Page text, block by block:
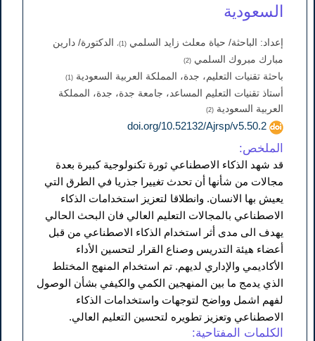
السعودية
إعداد: الباحثة/ حياة معلث زايد السلمي (1)،
الدكتورة/ دارين
مبارك مبروك السلمي (2)
باحثة تقنيات التعليم، جدة، المملكة العربية السعودية (1)
أستاذ تقنيات التعليم المساعد، جامعة جدة، جدة، المملكة
العربية السعودية (2)
doi.org/10.52132/Ajrsp/v5.50.2
الملخص:
قد شهد الذكاء الاصطناعي ثورة تكنولوجية كبيرة بعدة
مجالات من شأنها أن تحدث تغييرا جذريا في الطرق التي
يعيش بها الانسان. وانطلاقا لتعزيز استخدامات الذكاء
الاصطناعي بالمجالات التعليم العالي فان البحث الحالي
يهدف الى مدى أثر استخدام الذكاء الاصطناعي من قبل
أعضاء هيئة التدريس وصناع القرار لتحسين الأداء
الأكاديمي والإداري لديهم. تم استخدام المنهج المختلط
الذي يدمج ما بين المنهجين الكمي والكيفي بشأن الوصول
لفهم اشمل وواضح لتوجهات واستخدامات الذكاء
الاصطناعي وتعزيز تطويره لتحسين التعليم العالي.
الكلمات المفتاحية: